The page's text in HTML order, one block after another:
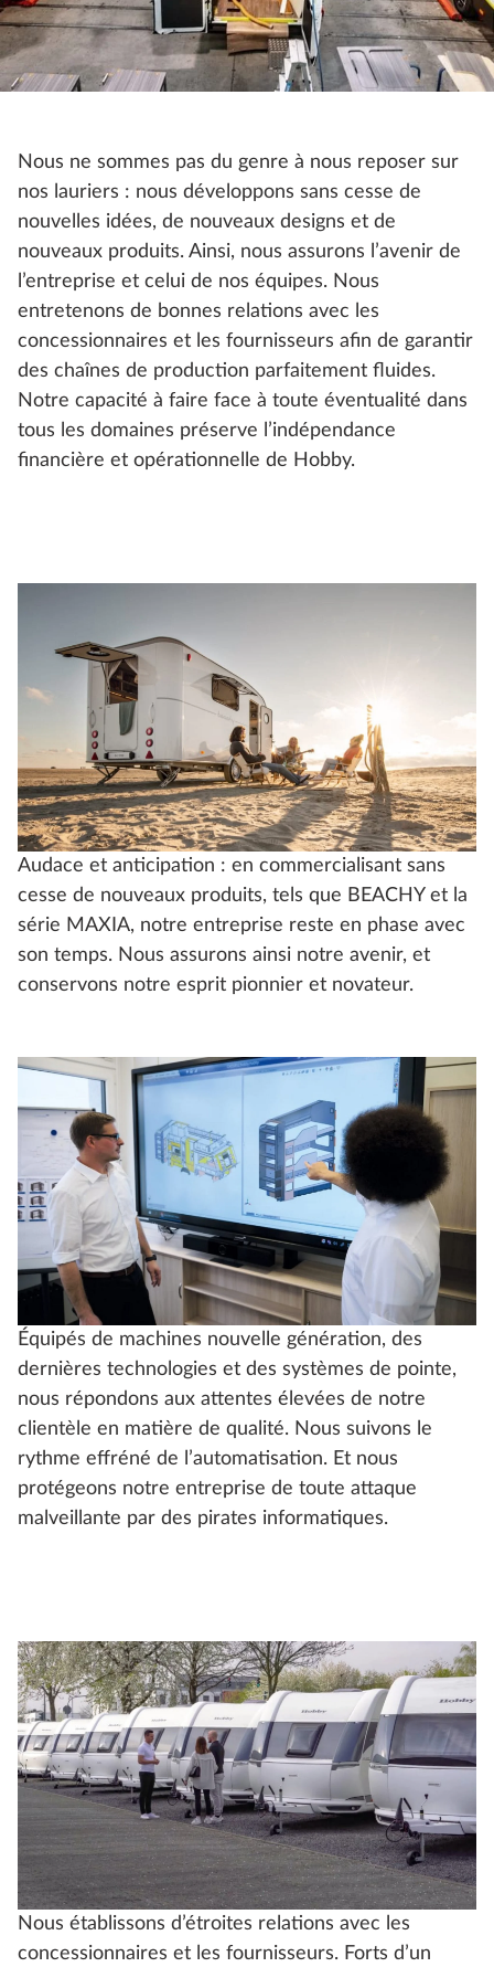
Nous ne sommes pas du genre à nous reposer sur
nos lauriers : nous développons sans cesse de
nouvelles idées, de nouveaux designs et de
nouveaux produits. Ainsi, nous assurons l’avenir de
l’entreprise et celui de nos équipes. Nous
entretenons de bonnes relations avec les
concessionnaires et les fournisseurs afin de garantir
des chaînes de production parfaitement fluides.
Notre capacité à faire face à toute éventualité dans
tous les domaines préserve l’indépendance
financière et opérationnelle de Hobby.
Audace et anticipation : en commercialisant sans
cesse de nouveaux produits, tels que BEACHY et la
série MAXIA, notre entreprise reste en phase avec
son temps. Nous assurons ainsi notre avenir, et
conservons notre esprit pionnier et novateur.
Équipés de machines nouvelle génération, des
dernières technologies et des systèmes de pointe,
nous répondons aux attentes élevées de notre
clientèle en matière de qualité. Nous suivons le
rythme effréné de l’automatisation. Et nous
protégeons notre entreprise de toute attaque
malveillante par des pirates informatiques.
Nous établissons d’étroites relations avec les
concessionnaires et les fournisseurs. Forts d’un